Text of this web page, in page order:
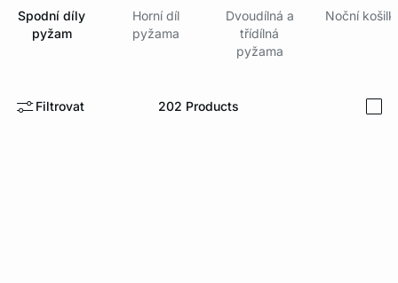
Spodní díly
pyžam
Horní díl
pyžama
Dvoudílná a
třídílná
pyžama
Noční
Filtrovat 202 Products